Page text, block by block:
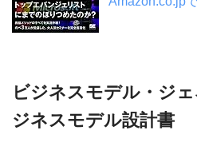
ビジネスモデル・ジ
ジネスモデル設計書